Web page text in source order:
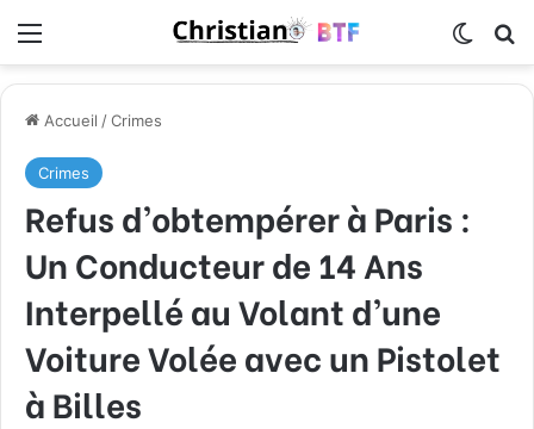
Accueil /Crimes
Crimes
Refus d’obtempérer à Paris :
Un Conducteur de 14 Ans
Interpellé au Volant d’une
Voiture Volée avec un Pistolet
à Billes